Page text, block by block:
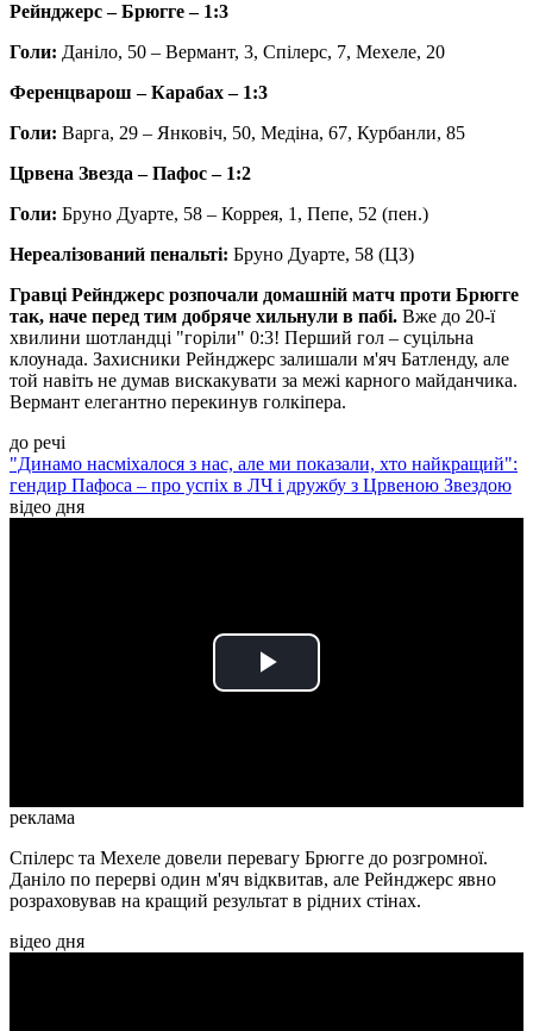
Рейнджерс – Брюгге – 1:3
Голи: Даніло, 50 – Вермант, 3, Спілерс, 7, Мехеле, 20
Ференцварош – Карабах – 1:3
Голи: Варга, 29 – Янковіч, 50, Медіна, 67, Курбанли, 85
Црвена Звезда – Пафос – 1:2
Голи: Бруно Дуарте, 58 – Коррея, 1, Пепе, 52 (пен.)
Нереалізований пенальті: Бруно Дуарте, 58 (ЦЗ)
Гравці Рейнджерс розпочали домашній матч проти Брюгге
так, наче перед тим добряче хильнули в пабі. Вже до 20-ї
хвилини шотландці "горіли" 0:3! Перший гол – суцільна
клоунада. Захисники Рейнджерс залишали м'яч Батленду, але
той навіть не думав вискакувати за межі карного майданчика.
Вермант елегантно перекинув голкіпера.
до речі
"Динамо насміхалося з нас, але ми показали, хто найкращий":
гендир Пафоса – про успіх в ЛЧ і дружбу з Црвеною Звездою
відео дня
Play
реклама
Спілерс та Мехеле довели перевагу Брюгге до розгромної.
Даніло по перерві один м'яч відквитав, але Рейнджерс явно
розраховував на кращий результат в рідних стінах.
відео дня